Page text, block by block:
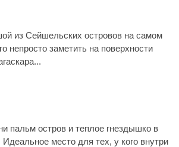
из Сейшельских островов на самом
непросто заметить на поверхности
пальм остров и теплое гнездышко в
место для тех, у кого внутри